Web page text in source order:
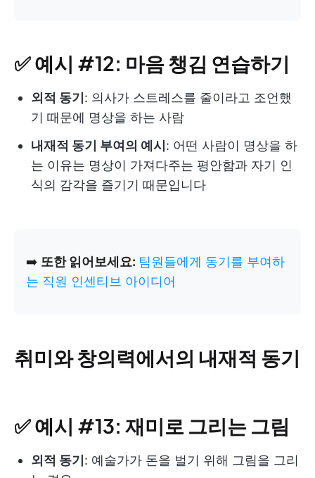
✅ 예시 #12: 마음 챙김 연습하기
외적 동기 : 의사가 스트레스를 줄이라고 조언했
기 때문에 명상을 하는 사람
내재적 동기 부여의 예시 : 어떤 사람이 명상을 하
는 이유는 명상이 가져다주는 평안함과 자기 인
식의 감각을 즐기기 때문입니다
➡️ 또한 읽어보세요: 팀원들에게 동기를 부여하
는 직원 인센티브 아이디어
취미와 창의력에서의 내재적 동기
✅ 예시 #13: 재미로 그리는 그림
외적 동기 : 예술가가 돈을 벌기 위해 그림을 그리